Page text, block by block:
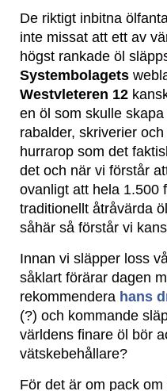
De riktigt inbitna
inte missat att ett av
högst rankade öl
Systembolagets
Westvleteren 12
en öl som skulle
rabalder, skriverier
hurrarop som det
det och när vi förstår
ovanligt att hela 1.500
traditionellt åtråvärda
såhär så förstår vi
Innan vi släpper loss
såklart förärar dagen
rekommendera hans
(?) och kommande
världens finare öl bör
vätskebehållare?
För det är om pack